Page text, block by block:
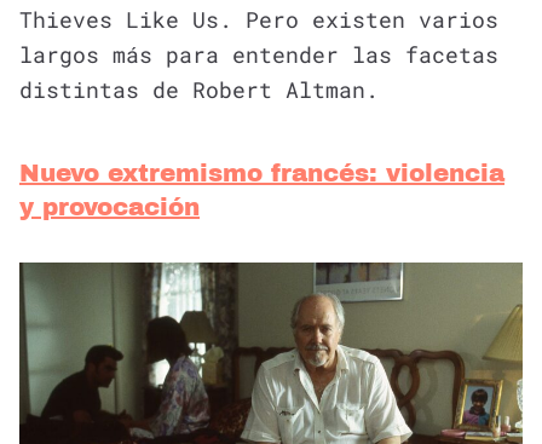
Thieves Like Us. Pero existen varios
largos más para entender las facetas
distintas de Robert Altman.
Nuevo extremismo francés: violencia
y provocación